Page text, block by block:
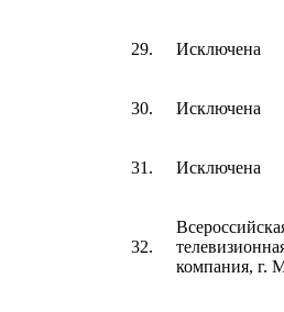
29. Исключена
30. Исключена
31. Исключена
32.
компания, г.